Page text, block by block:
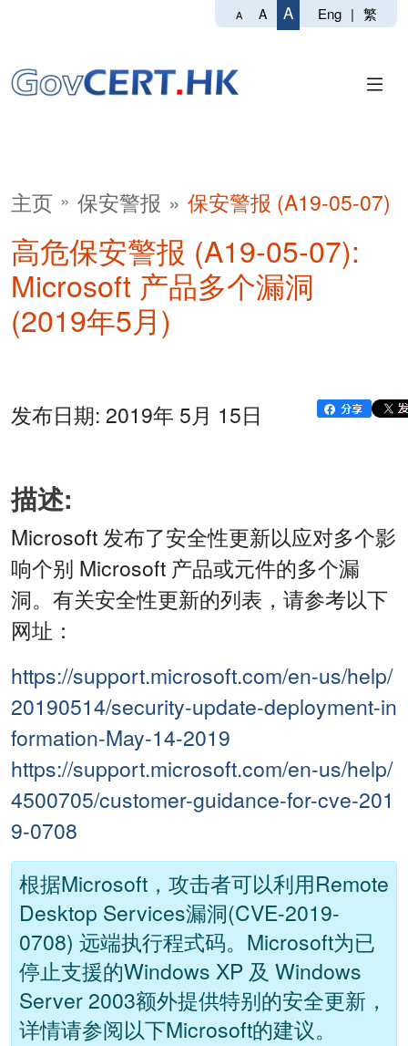
A A A Eng | 繁
主页 保安警报 保安警报 (A19-05-07)
高危保安警报 (A19-05-07):
Microsoft 产品多个漏洞
(2019年5月)
发布日期: 2019年 5月 15日
描述:
Microsoft 发布了安全性更新以应对多个影
响个别 Microsoft 产品或元件的多个漏
洞。有关安全性更新的列表，请参考以下
网址：
https://support.microsoft.com/en-us/help/
20190514/security-update-deployment-in
formation-May-14-2019
https://support.microsoft.com/en-us/help/
4500705/customer-guidance-for-cve-201
9-0708
根据Microsoft，攻击者可以利用Remote
Desktop Services漏洞(CVE-2019-
0708) 远端执行程式码。Microsoft为已
停止支援的Windows XP 及 Windows
Server 2003额外提供特别的安全更新，
详情请参阅以下Microsoft的建议。